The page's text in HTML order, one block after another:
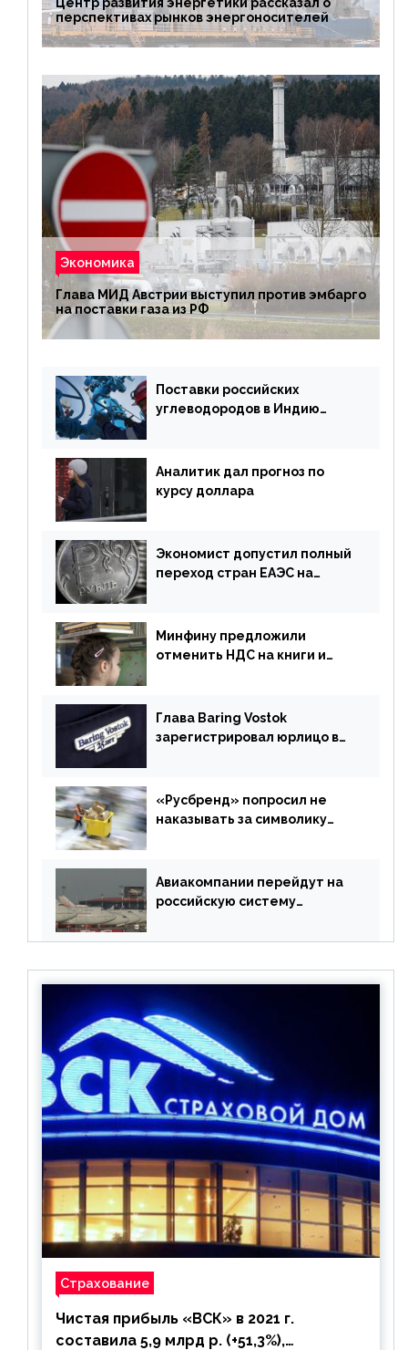
перспективах рынков энергоносителей
Экономика
Глава МИД Австрии выступил против эмбарго
на поставки газа из РФ
Поставки российских
углеводородов в Индию
Аналитик дал прогноз по
курсу доллара
Экономист допустил полный
переход стран ЕАЭС на
Минфину предложили
отменить НДС на книги и
Глава Baring Vostok
зарегистрировал юрлицо в
«Русбренд» попросил не
наказывать за символику
Авиакомпании перейдут на
российскую систему
Страхование
Чистая прибыль «ВСК» в 2021 г.
составила 5,9 млрд р. (+51,3%),